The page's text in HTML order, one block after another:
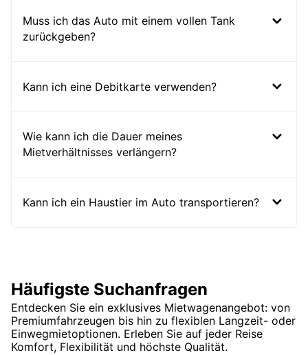
Muss ich das Auto mit einem vollen Tank
zurückgeben?
Kann ich eine Debitkarte verwenden?
Wie kann ich die Dauer meines
Mietverhältnisses verlängern?
Kann ich ein Haustier im Auto transportieren?
Häufigste Suchanfragen
Entdecken Sie ein exklusives Mietwagenangebot: von
Premiumfahrzeugen bis hin zu flexiblen Langzeit- oder
Einwegmietoptionen. Erleben Sie auf jeder Reise
Komfort, Flexibilität und höchste Qualität.